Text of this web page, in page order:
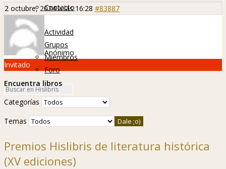
Contacto
Hislibreños
Actividad
Grupos
Miembros
Foro
2 octubre, 2024 a las 16:28 #83887
Anónimo
Invitado
Encuentra libros
Categorías
Temas
Premios Hislibris de literatura histórica
(XV ediciones)